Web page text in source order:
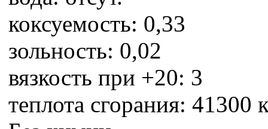
коксуемость: 0,33
зольность: 0,02
вязкость при +20: 3
теплота сгорания: 41300